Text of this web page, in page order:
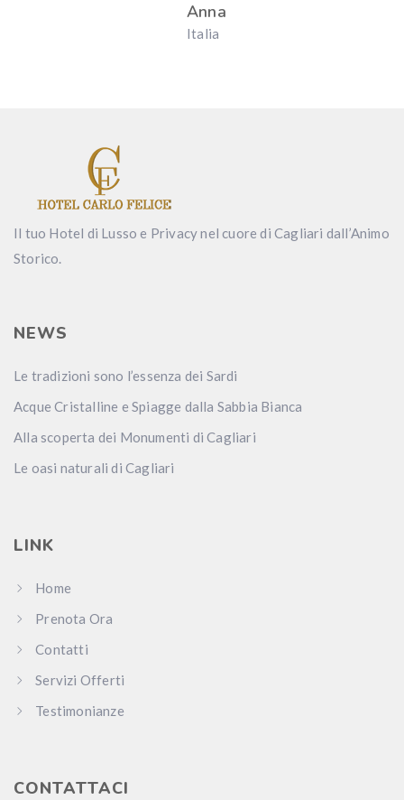
Anna
Italia
Il tuo Hotel di Lusso e Privacy nel cuore di Cagliari dall’Animo
Storico.
NEWS
Le tradizioni sono l’essenza dei Sardi
Acque Cristalline e Spiagge dalla Sabbia Bianca
Alla scoperta dei Monumenti di Cagliari
Le oasi naturali di Cagliari
LINK
Home
Prenota Ora
Contatti
Servizi Offerti
Testimonianze
CONTATTACI